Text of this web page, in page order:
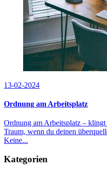
13-02-2024
Ordnung am Arbeitsplatz
Ordnung am Arbeitsplatz –
Traum, wenn du deinen
Keine...
Kategorien